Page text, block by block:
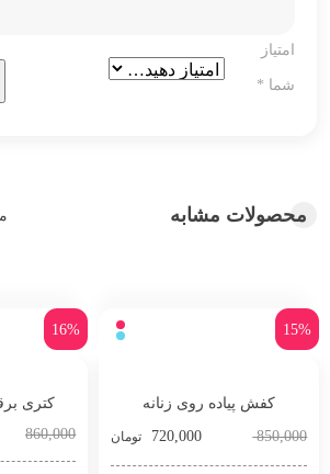
امتیاز
شما *
محصولات مشابه
15%
کفش پیاده روی زنانه
850,000
720,000 تومان
16%
کتری
860,000